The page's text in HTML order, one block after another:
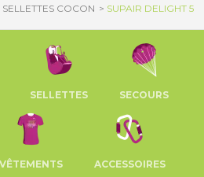
SELLETTES COCON SUPAIR DELIGHT 5
SELLETTES SECOURS
VÊTEMENTS ACCESSOIRES